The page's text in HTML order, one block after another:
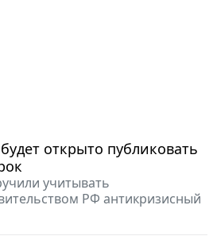
открыто публиковать
учитывать
РФ антикризисный